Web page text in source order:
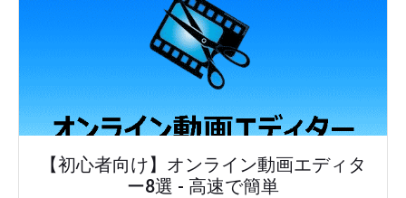
【初心者向け】オンライン動画エディタ
ー8選 - 高速で簡単